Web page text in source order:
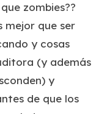
zombies??
mejor que ser
y cosas
(y además
y
de que los